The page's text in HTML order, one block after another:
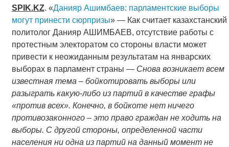
SPIK.KZ. «Данияр Ашимбаев: парламентские выборы
могут принести сюрпризы» — Как считает казахстанский
политолог Данияр АШИМБАЕВ, отсутствие работы с
протестным электоратом со стороны власти может
привести к неожиданным результатам на январских
выборах в парламент страны — Снова возникает всем
известная тема – бойкотировать выборы или
разыграть какую-либо из партий в качестве графы
«против всех». Конечно, в бойкоте нет ничего
противозаконного – это право граждан не ходить на
выборы. С другой стороны, определенной части
населения ни одна из партий на данный момент не